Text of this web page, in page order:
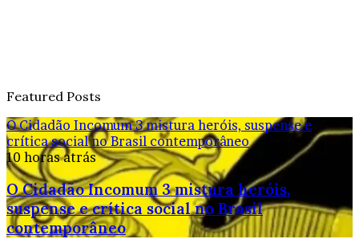
Featured Posts
O Cidadão Incomum 3 mistura heróis, suspense e
crítica social no Brasil contemporâneo
10 horas atrás
O Cidadão Incomum 3 mistura heróis,
suspense e crítica social no Brasil
contemporâneo